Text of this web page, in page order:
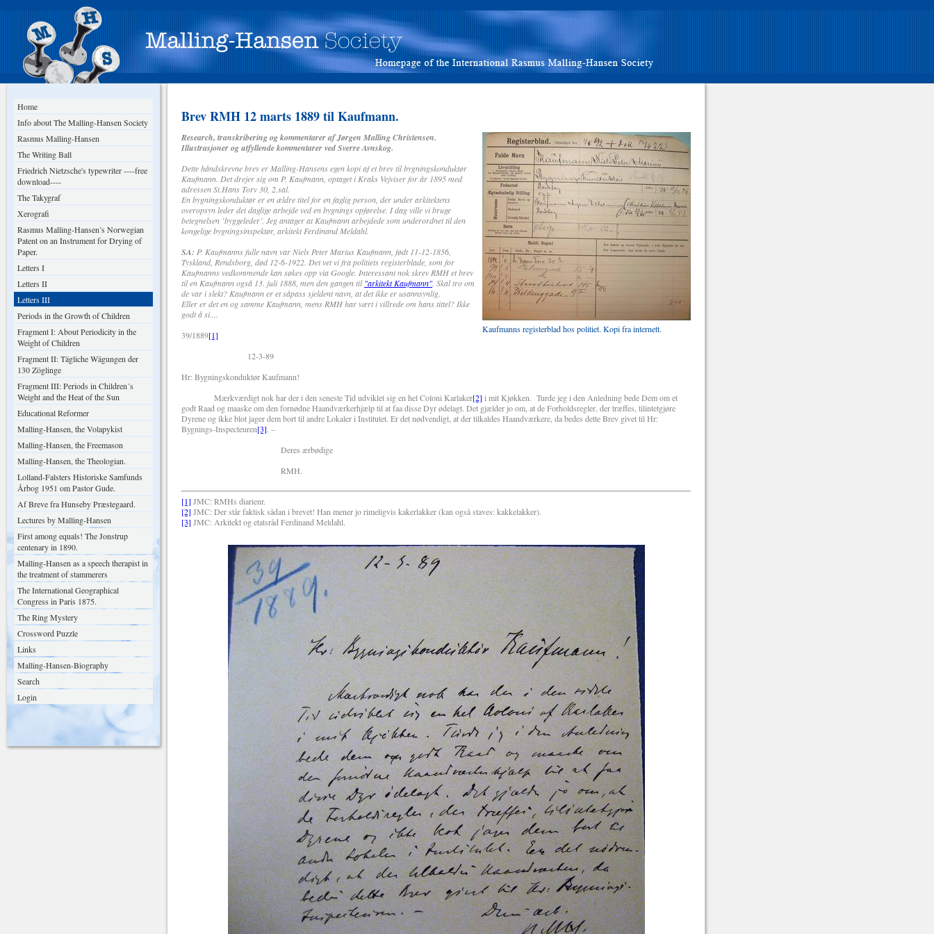
Home
Info about The Malling-Hansen Society
Rasmus Malling-Hansen
The Writing Ball
Friedrich Nietzsche's typewriter ----free
download----
The Takygraf
Xerografi
Rasmus Malling-Hansen’s Norwegian
Patent on an Instrument for Drying of
Paper.
Letters I
Letters II
Letters III
Periods in the Growth of Children
Fragment I: About Periodicity in the
Weight of Children
Fragment II: Tägliche Wägungen der
130 Zöglinge
Fragment III: Periods in Children´s
Weight and the Heat of the Sun
Educational Reformer
Malling-Hansen, the Volapykist
Malling-Hansen, the Freemason
Malling-Hansen, the Theologian.
Lolland-Falsters Historiske Samfunds
Årbog 1951 om Pastor Gude.
Af Breve fra Hunseby Præstegaard.
Lectures by Malling-Hansen
First among equals! The Jonstrup
centenary in 1890.
Malling-Hansen as a speech therapist in
the treatment of stammerers
The International Geographical
Congress in Paris 1875.
The Ring Mystery
Crossword Puzzle
Links
Malling-Hansen-Biography
Search
Login
Brev RMH 12 marts 1889 til Kaufmann.
Kaufmanns registerblad hos politiet. Kopi fra internett.
Research, transkribering og kommentarer af Jørgen Malling Christensen.
Illustrasjoner og utfyllende kommentarer ved Sverre Avnskog.
Dette håndskrevne brev er Malling-Hansens egen kopi af et brev til bygningskonduktør
Kaufmann. Det drejer sig om P. Kaufmann, optaget i Kraks Vejviser for år 1895 med
adressen St.Hans Torv 30, 2.sal.
En bygningskonduktør er en ældre titel for en faglig person, der under arkitektens
overopsyn leder det daglige arbejde ved en bygnings opførelse. I dag ville vi bruge
betegnelsen ’byggeleder’. Jeg antager at Kaufmann arbejdede som underordnet til den
kongelige bygningsinspektør, arkitekt Ferdinand Meldahl.
SA: P. Kaufmanns fulle navn var Niels Peter Marius Kaufmann , født 11-12-1856,
Tyskland, Rendsborg, død 12-6-1922. Det vet vi fra politiets registerblade, som for
Kaufmanns vedkommende kan søkes opp via Google. Interessant nok skrev RMH et brev
til en Kaufmann også 13. juli 1888, men den gangen til"arkitekt Kaufmann" . Skal tro om
de var i slekt? Kaufmann er et såpass sjeldent navn, at det ikke er usannsynlig.
Eller er det en og samme Kaufmann, mens RMH har vært i villrede om hans tittel? Ikke
godt å si....
39/1889[1]
12-3-89
Hr: Bygningskonduktør Kaufmann!
Mærkværdigt nok har der i den seneste Tid udviklet sig en hel Coloni Karlaker[2] i mit Kjøkken. Turde jeg i den Anledning bede Dem om et
godt Raad og maaske om den fornødne Haandværkerhjælp til at faa disse Dyr ødelagt. Det gjælder jo om, at de Forholdsregler, der træffes, tilintetgjøre
Dyrene og ikke blot jager dem bort til andre Lokaler i Institutet. Er det nødvendigt, at der tilkaldes Haandværkere, da bedes dette Brev givet til Hr:
Bygnings-Inspecteuren[3]. –
Deres ærbødige
RMH.
[1] JMC: RMHs diarienr.
[2] JMC: Der står faktisk sådan i brevet! Han mener jo rimeligvis kakerlakker (kan også staves: kakkelakker).
[3] JMC: Arkitekt og etatsråd Ferdinand Meldahl.